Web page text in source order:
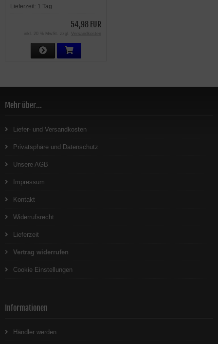
Lieferzeit: 1 Tag
54,98 EUR
inkl. 20 % MwSt. zzgl. Versandkosten
Mehr über...
Liefer- und Versandkosten
Privatsphäre und Datenschutz
Unsere AGB
Impressum
Kontakt
Widerrufsrecht
Lieferzeit
Vertrag widerrufen
Cookie Einstellungen
Informationen
Händler werden